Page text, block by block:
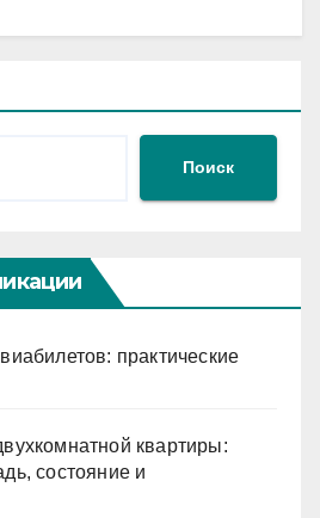
Поиск
практические
квартиры:
состояние и